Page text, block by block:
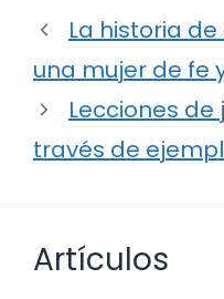
La historia
una mujer de fe
Lecciones de
través de
Artículos